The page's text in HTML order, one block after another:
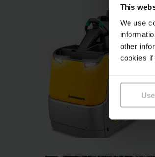
This
We use
other
cookies if